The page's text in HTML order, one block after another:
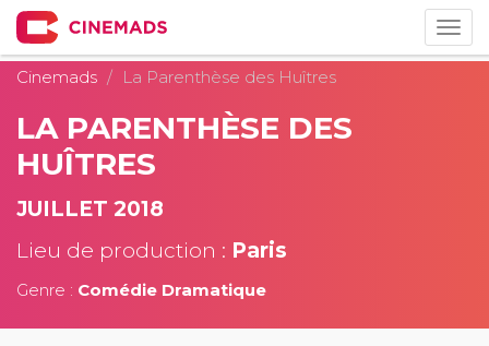
Cinemads
La Parenthèse des Huîtres
LA PARENTHÈSE DES
HUÎTRES
JUILLET 2018
Lieu de production : Paris
Genre : Comédie Dramatique